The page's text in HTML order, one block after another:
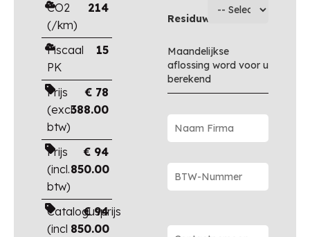
CO2
(/km)
214
Fiscaal
PK
15
Prijs
(excl.
btw)
€ 78
388.00
Prijs
(incl.
btw)
€ 94
850.00
Catalogusprijs
(incl
€94
850.00
Residuwaarde
Maandelijkse
aflossing word voor u
berekend